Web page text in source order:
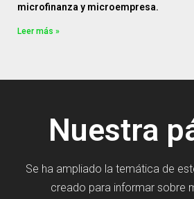
microfinanza y microempresa.
Leer más »
Nuestra
Se ha ampliado la temática de
creado para informar sobre